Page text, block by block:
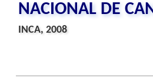
NACIONAL DE
INCA, 2008